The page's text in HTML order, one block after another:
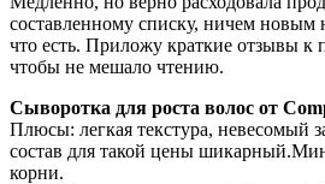
составленному списку, ничем новым
что есть. Приложу краткие отзывы к
чтобы не мешало чтению.
Сыворотка для роста волос от
Плюсы: легкая текстура, невесомый
состав для такой цены
корни.